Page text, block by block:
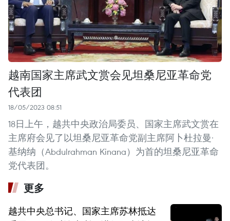
越南国家主席武文赏会见坦桑尼亚革命党
代表团
18/05/2023 08:51
18日上午，越共中央政治局委员、国家主席武文赏在
主席府会见了以坦桑尼亚革命党副主席阿卜杜拉曼·
基纳纳（Abdulrahman Kinana）为首的坦桑尼亚革命
党代表团。
更多
越共中央总书记、国家主席苏林抵达